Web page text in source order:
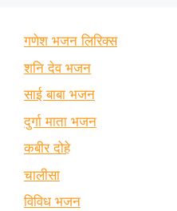
गणेश भजन लिरिक्स
शनि देव भजन
साई बाबा भजन
दुर्गा माता भजन
कबीर दोहे
चालीसा
विविध भजन